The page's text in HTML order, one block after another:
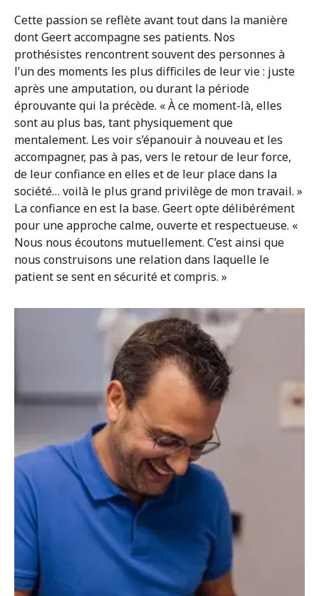
Prenez rendez-vous
Carrière
Professionnels de santé
OrthoShop
Cette passion se reflète avant tout dans la manière
dont Geert accompagne ses patients. Nos
prothésistes rencontrent souvent des personnes à
l’un des moments les plus difficiles de leur vie : juste
après une amputation, ou durant la période
éprouvante qui la précède. « À ce moment-là, elles
sont au plus bas, tant physiquement que
mentalement. Les voir s’épanouir à nouveau et les
accompagner, pas à pas, vers le retour de leur force,
de leur confiance en elles et de leur place dans la
société… voilà le plus grand privilège de mon travail. »
La confiance en est la base. Geert opte délibérément
pour une approche calme, ouverte et respectueuse. «
Nous nous écoutons mutuellement. C’est ainsi que
nous construisons une relation dans laquelle le
patient se sent en sécurité et compris. »